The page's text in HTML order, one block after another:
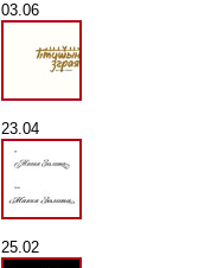
03.06
23.04
25.02